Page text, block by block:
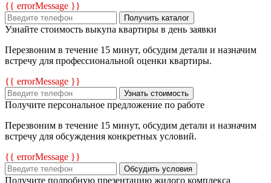
{{ errorMessage }}
Получить каталог
Узнайте стоимость выкупа квартиры в день заявки
Перезвоним в течение 15 минут, обсудим детали и назначим
встречу для профессиональной оценки квартиры.
{{ errorMessage }}
Узнать стоимость
Получите персональное предложение по работе
Перезвоним в течение 15 минут, обсудим детали и назначим
встречу для обсуждения конкретных условий.
{{ errorMessage }}
Обсудить условия
Получите подробную презентацию жилого комплекса